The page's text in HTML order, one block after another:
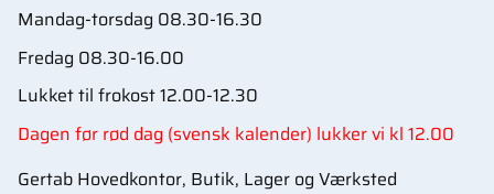
Mandag-torsdag 08.30-16.30
Fredag 08.30-16.00
Lukket til frokost 12.00-12.30
Dagen før rød dag (svensk kalender) lukker vi kl 12.00
Gertab Hovedkontor, Butik, Lager og Værksted